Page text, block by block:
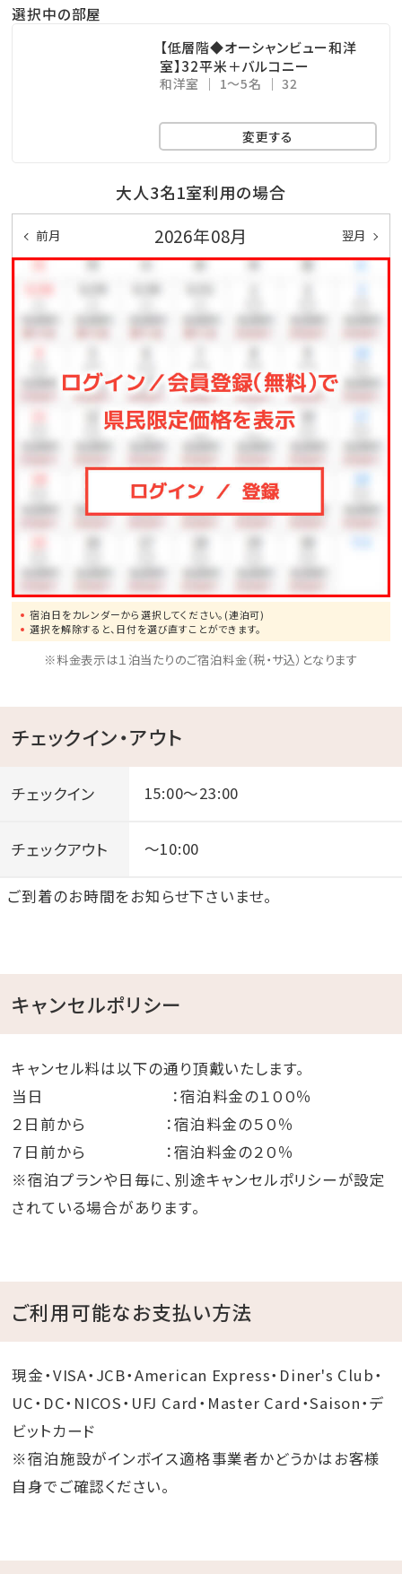
※温泉ではございません
☆･*:.｡. .｡.:*･☆ﾟ･*:.｡. .｡.:*･☆ﾟ･*:.｡. .｡.:*･☆ﾟ･*:.｡.
選択中の部屋
【低層階◆オーシャンビュー和洋
室】32平米＋バルコニー
和洋室 1～5名 32
変更する
大人3名1室利用の場合
前月 2026年08月 翌月
宿泊日をカレンダーから選択してください。(連泊可)
選択を解除すると、日付を選び直すことができます。
※料金表示は１泊当たりのご宿泊料金（税・サ込）となります
チェックイン・アウト
チェックイン 15:00～23:00
チェックアウト ～10:00
ご到着のお時間をお知らせ下さいませ。
キャンセルポリシー
キャンセル料は以下の通り頂戴いたします。
当日 ：宿泊料金の１００％
２日前から ：宿泊料金の５０％
７日前から ：宿泊料金の２０％
※宿泊プランや日毎に、別途キャンセルポリシーが設定
されている場合があります。
ご利用可能なお支払い方法
現金・VISA・JCB・American Express・Diner's Club・
UC・DC・NICOS・UFJ Card・Master Card・Saison・デ
ビットカード
※宿泊施設がインボイス適格事業者かどうかはお客様
自身でご確認ください。